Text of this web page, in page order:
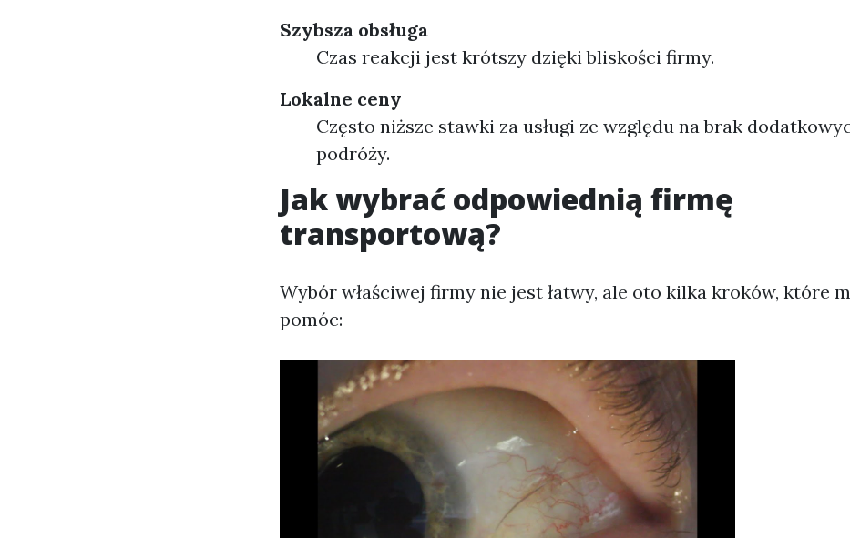
Szybsza obsługa
Czas reakcji jest krótszy dzięki bliskości firmy.
Lokalne ceny
Często niższe stawki za usługi ze względu na brak
podróży.
Jak wybrać odpowiednią firmę
transportową?
Wybór właściwej firmy nie jest łatwy, ale oto kilka kroków, które
pomóc: